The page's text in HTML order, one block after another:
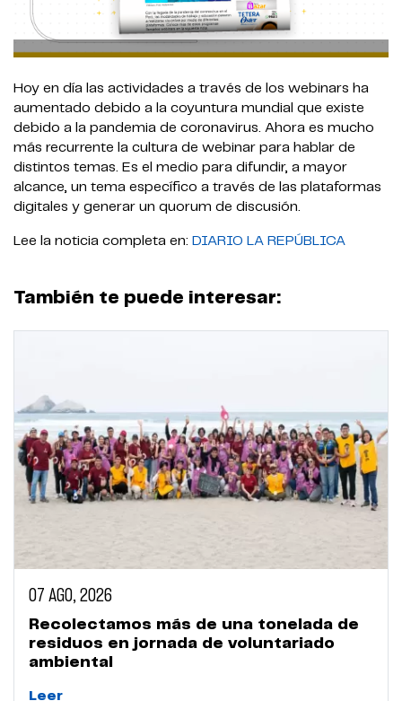
Hoy en día las actividades a través de los webinars ha
aumentado debido a la coyuntura mundial que existe
debido a la pandemia de coronavirus. Ahora es mucho
más recurrente la cultura de webinar para hablar de
distintos temas. Es el medio para difundir, a mayor
alcance, un tema específico a través de las plataformas
digitales y generar un quorum de discusión.
Lee la noticia completa en: DIARIO LA REPÚBLICA
También te puede interesar:
07 AGO, 2026
Recolectamos más de una tonelada de
residuos en jornada de voluntariado
ambiental
Leer